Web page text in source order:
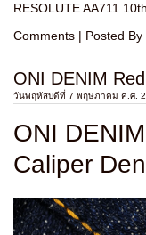
RESOLUTE AA711
Comments | Posted
ONI DENIM
วันพฤหัสบดีที่ 7 พฤษภาคม ค.ศ.
ONI
Caliper